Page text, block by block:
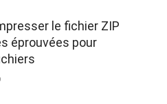
le fichier ZIP
éprouvées pour